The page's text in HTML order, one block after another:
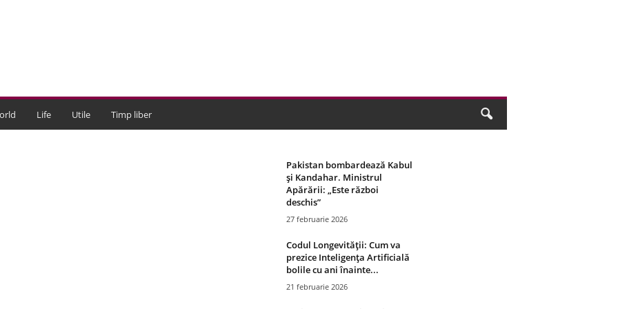
Life Utile Timp liber
Pakistan bombardează Kabul
și Kandahar. Ministrul
Apărării: „Este război
deschis”
27 februarie 2026
Codul Longevității: Cum va
prezice Inteligența Artificială
bolile cu ani înainte...
21 februarie 2026